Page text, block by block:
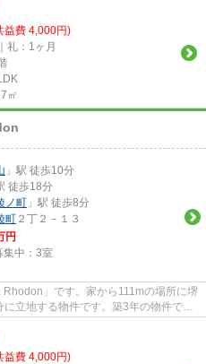
益費 4,000円)
礼：1ヶ月
㎡
」駅 徒歩10分
徒歩18分
ノ町 」駅 徒歩8分
町 ２丁２－１３
円
中： 3室
」です。家から111mの場所に堺
立地する物件です。築3年の物件で
益費 4,000円)